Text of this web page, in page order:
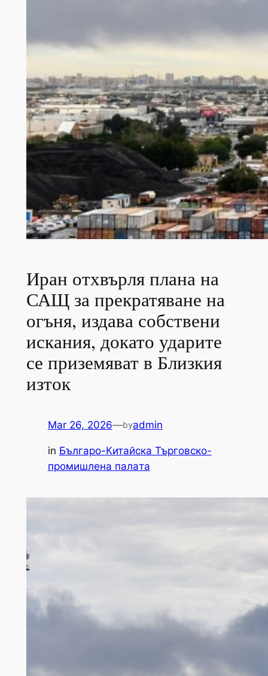
Иран отхвърля плана на
САЩ за прекратяване на
огъня, издава собствени
искания, докато ударите
се приземяват в Близкия
изток
Mar 26, 2026—byadmin
in Българо-Китайска Търговско-
промишлена палaта